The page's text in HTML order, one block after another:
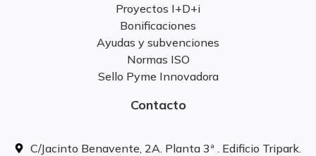
Proyectos I+D+i
Bonificaciones
Ayudas y subvenciones
Normas ISO
Sello Pyme Innovadora
Contacto
C/Jacinto Benavente, 2A. Planta 3ª . Edificio Tripark.